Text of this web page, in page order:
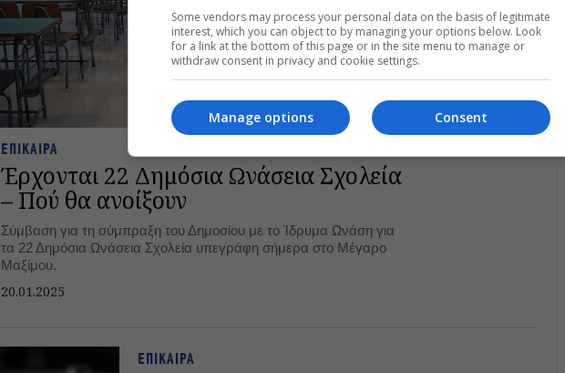
ΕΠΙΚΑΙΡΑ
Έρχονται 22 Δημόσια Ωνάσεια Σχολεία
– Πού θα ανοίξουν
Σύμβαση για τη σύμπραξη του Δημοσίου με το Ίδρυμα Ωνάση για
τα 22 Δημόσια Ωνάσεια Σχολεία υπεγράφη σήμερα στο Μέγαρο
Μαξίμου.
20.01.2025
ΕΠΙΚΑΙΡΑ
Some vendors may process your personal data on the basis of legitimate
interest, which you can object to by managing your options below. Look
for a link at the bottom of this page or in the site menu to manage or
withdraw consent in privacy and cookie settings.
Consent
Manage options